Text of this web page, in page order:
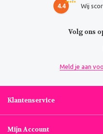
4.4 Wij
Volg ons
Meld je aan
Klantenservice
Mijn Account